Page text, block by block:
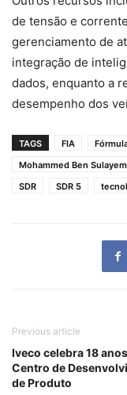
de tensão e
gerenciamento de
integração de
dados, enquanto a
desempenho dos
TAGS FIA
Mohammed Ben Sulayem
SDR
SDR 5
Previous article
Iveco celebra 18
Centro de
de Produto